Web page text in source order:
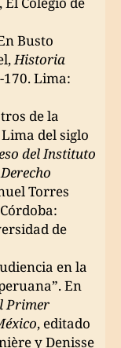
Busto
Historia
170. Lima:
de la
del siglo
del Instituto
Torres
de
en la
En
Primer
, editado
y Denisse